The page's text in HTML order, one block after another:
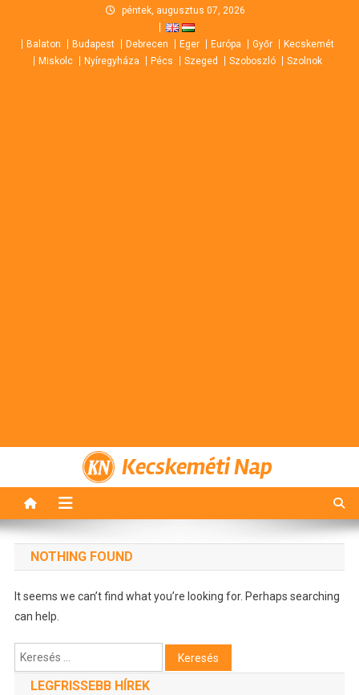
content
péntek, augusztus 07, 2026
Balaton Budapest Debrecen Eger Európa Győr
Kecskemét
Miskolc
Nyíregyháza Pécs Szeged Szoboszló Szolnok
Kecskeméti Nap
NOTHING FOUND
It seems we can’t find what you’re looking for. Perhaps searching
can help.
Keresés:
LEGFRISSEBB HÍREK